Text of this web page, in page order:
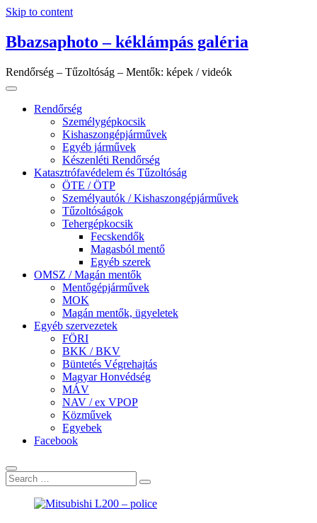
Skip to content
Bbazsaphoto – kéklámpás galéria
Rendőrség – Tűzoltóság – Mentők: képek / videók
Rendőrség
Személygépkocsik
Kishaszongépjárművek
Egyéb járművek
Készenléti Rendőrség
Katasztrófavédelem és Tűzoltóság
ÖTE / ÖTP
Személyautók / Kishaszongépjárművek
Tűzoltóságok
Tehergépkocsik
Fecskendők
Magasból mentő
Egyéb szerek
OMSZ / Magán mentők
Mentőgépjárművek
MOK
Magán mentők, ügyeletek
Egyéb szervezetek
FÖRI
BKK / BKV
Büntetés Végrehajtás
Magyar Honvédség
MÁV
NAV / ex VPOP
Közművek
Egyebek
Facebook